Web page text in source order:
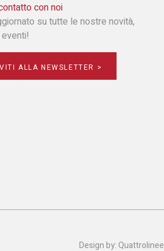
con noi
su tutte le nostre novità,
ALLA NEWSLETTER >
Design by: Quattrolinee